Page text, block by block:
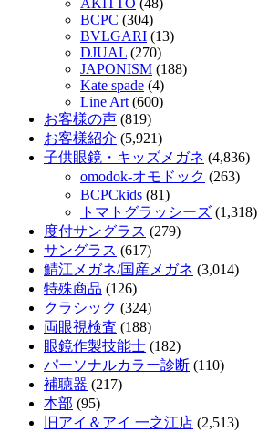
AKITTO (48)
BCPC (304)
BVLGARI (13)
DJUAL (270)
JAPONISM (188)
Kate spade (4)
Line Art (600)
お客様の声 (819)
お客様紹介 (5,921)
子供眼鏡・キッズメガネ (4,836)
omodok-オモドック (263)
BCPCkids (81)
トマトグラッシーズ (1,318)
度付サングラス (279)
サングラス (617)
鯖江メガネ/国産メガネ (3,014)
特殊商品 (126)
クラシック (324)
両眼視検査 (188)
眼鏡作製技能士 (182)
パーソナルカラー診断 (110)
補聴器 (217)
本部 (95)
旧アイ＆アイ 一之江店 (2,513)